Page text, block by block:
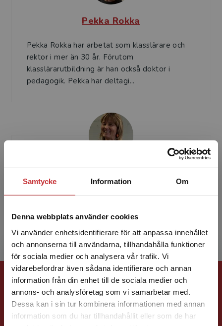
Samtycke Information Om
Denna webbplats använder cookies
Vi använder enhetsidentifierare för att anpassa innehållet
och annonserna till användarna, tillhandahålla funktioner
för sociala medier och analysera vår trafik. Vi
vidarebefordrar även sådana identifierare och annan
information från din enhet till de sociala medier och
annons- och analysföretag som vi samarbetar med.
Dessa kan i sin tur kombinera informationen med annan
information som du har tillhandahållit eller som de har
Begränsad fraktregion
Det verkar som att du besöker
Pekka Rokka
Pekka Rokka har arbetat som klasslärare och
rektor i mer än 30 år. Förutom
klasslärarutbildning är han också doktor i
pedagogik. Pekka har deltagi...
Magisterexamen i pedagogik, speciallärare,
Förlagskontakt